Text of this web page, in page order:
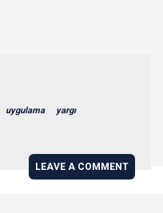
uygulama yargı
LEAVE A COMMENT